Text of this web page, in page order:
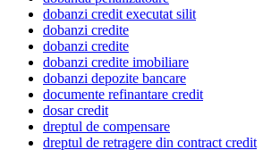
dobanzi credit executat silit
dobanzi credite
dobanzi credite
dobanzi credite imobiliare
dobanzi depozite bancare
documente refinantare credit
dosar credit
dreptul de compensare
dreptul de retragere din contract credit